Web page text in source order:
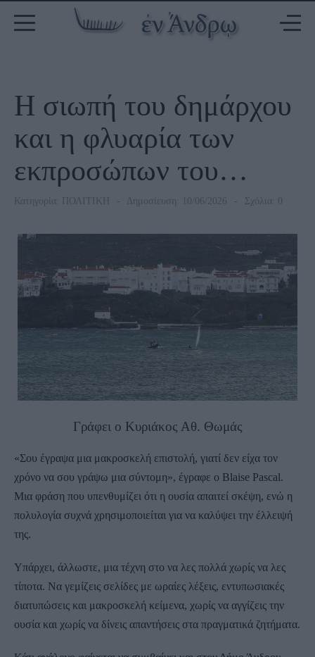
Η σιωπή του δημάρχου
και η φλυαρία των
εκπροσώπων του…
Κατηγορία: ΠΟΛΙΤΙΚΗ Δημοσίευση: 10/06/2026 Σχόλια: 0
Γράφει ο Κυριάκος Αθ. Θωμάς
«Σου έγραψα μια μακροσκελή επιστολή, γιατί δεν είχα τον
χρόνο να σου γράψω μια σύντομη», έγραφε ο Blaise Pascal.
Μια φράση που υπενθυμίζει ότι η ουσία απαιτεί σκέψη, ενώ η
πολυλογία συχνά χρησιμοποιείται για να καλύψει την έλλειψή
της.
Υπάρχει, άλλωστε, μια τέχνη στο να λες πολλά χωρίς να λες
τίποτα. Να γεμίζεις σελίδες με ωραίες λέξεις, εντυπωσιακές
διατυπώσεις και μακροσκελή κείμενα, χωρίς να αγγίζεις την
ουσία και χωρίς να δίνεις απαντήσεις στα πραγματικά ζητήματα.